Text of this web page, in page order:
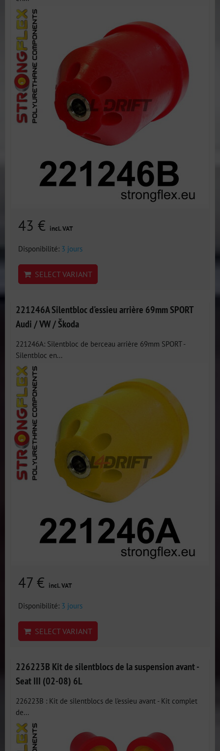
43 € incl. VAT
Disponibilité: 3 jours
SELECT VARIANT
221246A Silentbloc d'essieu arrière 69mm SPORT
Audi / VW / Škoda
221246A: Silentbloc de berceau arrière 69mm SPORT -
Silentbloc en...
47 € incl. VAT
Disponibilité: 3 jours
SELECT VARIANT
226223B Kit de silentblocs de la suspension avant -
Seat III (02-08) 6L
226223B : Kit de silentblocs de l'essieu avant - Kit complet
de...